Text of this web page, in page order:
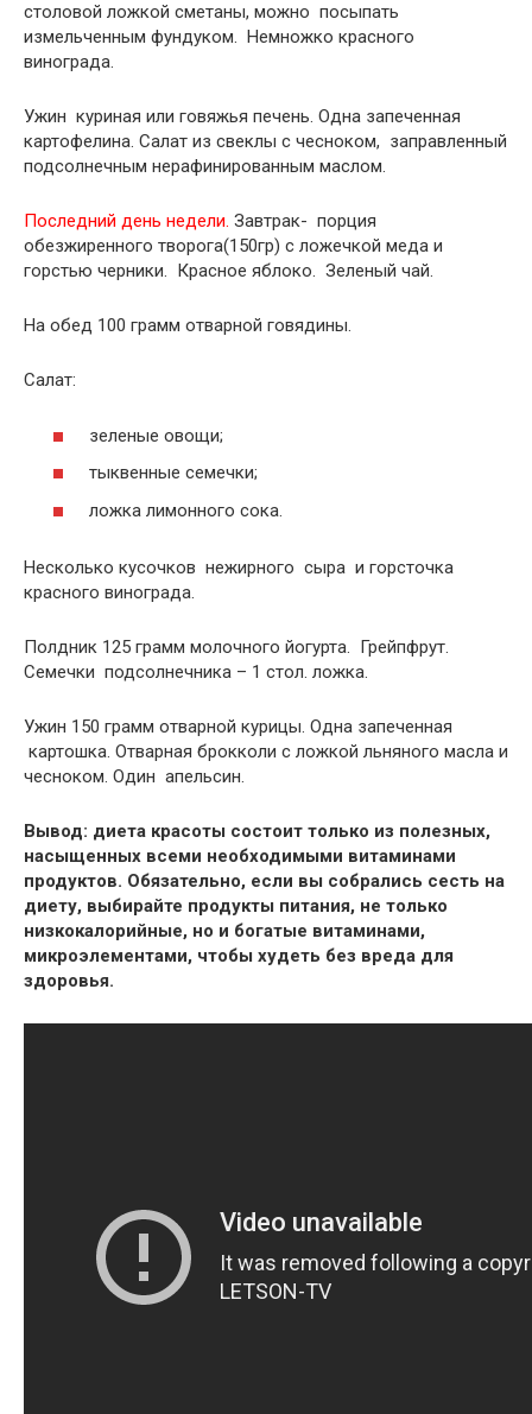
столовой ложкой сметаны, можно посыпать
измельченным фундуком. Немножко красного
винограда.
Ужин куриная или говяжья печень. Одна запеченная
картофелина. Салат из свеклы с чесноком, заправленный
подсолнечным нерафинированным маслом.
Последний день недели. Завтрак- порция
обезжиренного творога(150гр) с ложечкой меда и
горстью черники. Красное яблоко. Зеленый чай.
На обед 100 грамм отварной говядины.
Салат:
зеленые овощи;
тыквенные семечки;
ложка лимонного сока.
Несколько кусочков нежирного сыра и горсточка
красного винограда.
Полдник 125 грамм молочного йогурта. Грейпфрут.
Семечки подсолнечника – 1 стол. ложка.
Ужин 150 грамм отварной курицы. Одна запеченная
картошка. Отварная брокколи с ложкой льняного масла и
чесноком. Один апельсин.
Вывод: диета красоты состоит только из полезных,
насыщенных всеми необходимыми витаминами
продуктов. Обязательно, если вы собрались сесть на
диету, выбирайте продукты питания, не только
низкокалорийные, но и богатые витаминами,
микроэлементами, чтобы худеть без вреда для
здоровья.